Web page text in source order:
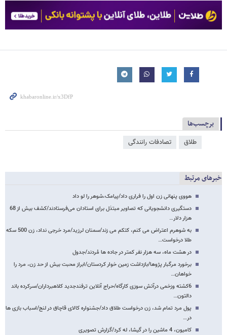
برچسب‌ها
طلاق تصادفات رانندگی
خبرهای مرتبط
هووی پنهانی زن اول را فراری داد/پیامک،شوهر را لو داد
دستگیری دانشجویانی که تصاویر مبتذل برای استادان می‌فرستادند/کشف بیش از 68
هزار دلار…
به شوهرم اعتراض می کنم، کتکم می زند/سمنان لرزید/مرد خرجی نداد، زن 500 سکه
طلا درخواست…
در هشت ماه، سه هزار نفر کمتر در جاده ها مُردند/جدول
برخورد مرگبار پژوها/بازداشت زمین خوار کردستان/ابراز محبت بیش از حد زن، مرد را
خواهان…
6کشته وزخمی درآتش سوزی کارگاه/حراج آنلاین ترفندجدید کلاهبرداران/سرکرده باند
دالتون…
پول مرد تمام شد، زن درخواست طلاق داد/جشنواره کالای قاچاق در لنج/اسباب بازی ها
در…
کامیون، 4 ماشین را در گیشا، له کرد/گزارش تصویری